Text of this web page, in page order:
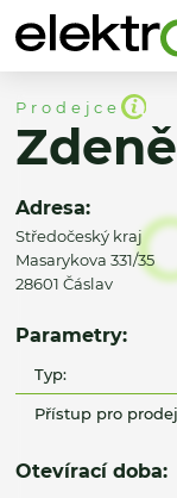
Prodejce
Adresa:
Středočeský kraj
Masarykova 331/35
28601 Čáslav
Parametry:
Typ:
Přístup pro
Otevírací doba: